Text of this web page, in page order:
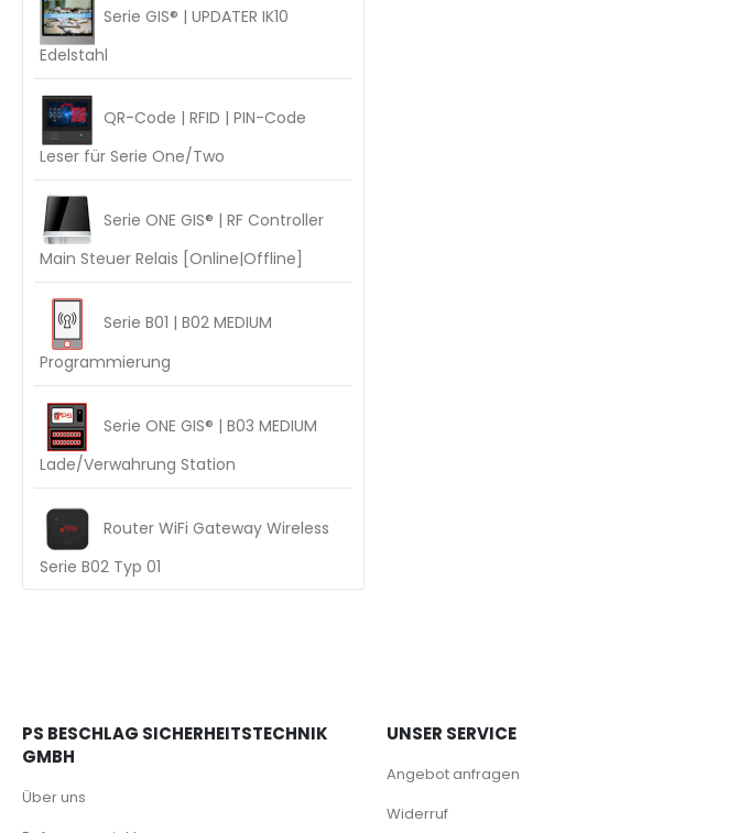
Serie GIS® | UPDATER IK10
Edelstahl
QR-Code | RFID | PIN-Code
Leser für Serie One/Two
Serie ONE GIS® | RF Controller
Main Steuer Relais [Online|Offline]
Serie B01 | B02 MEDIUM
Programmierung
Serie ONE GIS® | B03 MEDIUM
Lade/Verwahrung Station
Router WiFi Gateway Wireless
Serie B02 Typ 01
PS BESCHLAG SICHERHEITSTECHNIK
GMBH
Über uns
UNSER SERVICE
Angebot anfragen
Widerruf